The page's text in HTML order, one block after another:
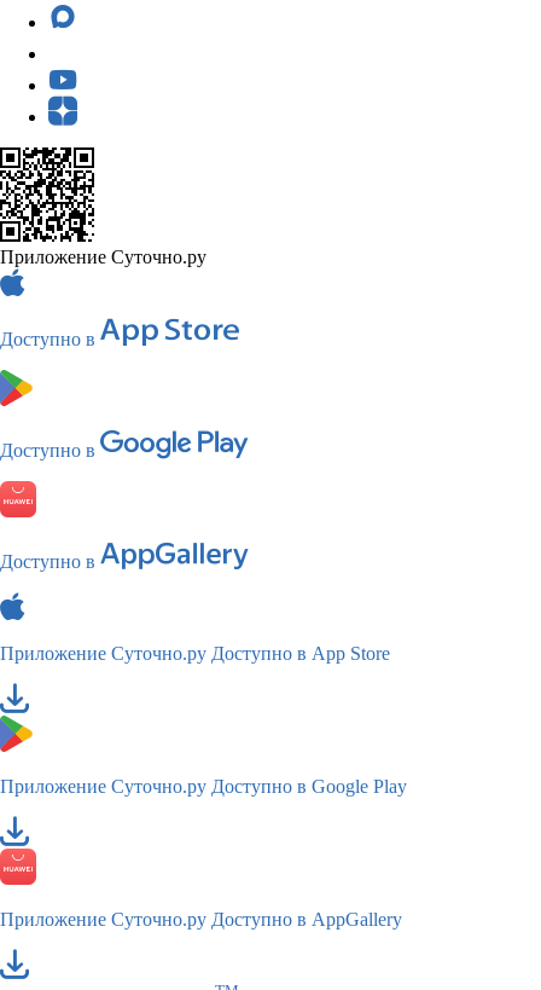
Приложение Суточно.ру
Доступно в
Доступно в
Доступно в
Приложение Суточно.ру Доступно в App Store
Приложение Суточно.ру Доступно в Google Play
Приложение Суточно.ру Доступно в AppGallery